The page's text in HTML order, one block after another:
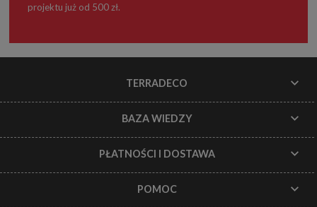
projektu już od 500 zł.
TERRADECO
BAZA WIEDZY
PŁATNOŚCI I DOSTAWA
POMOC